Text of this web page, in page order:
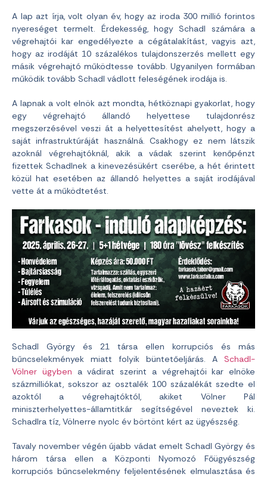
A lap azt írja, volt olyan év, hogy az iroda 300 millió forintos
nyereséget termelt. Érdekesség, hogy Schadl számára a
végrehajtói kar engedélyezte a cégátalakítást, vagyis azt,
hogy az irodáját 10 százalékos tulajdonszerzés mellett egy
másik végrehajtó működtesse tovább. Ugyanilyen formában
működik tovább Schadl vádlott feleségének irodája is.
A lapnak a volt elnök azt mondta, hétköznapi gyakorlat, hogy
egy végrehajtó állandó helyettese tulajdonrész
megszerzésével veszi át a helyettesítést ahelyett, hogy a
saját infrastruktúráját használná. Csakhogy ez nem látszik
azoknál végrehajtóknál, akik a vádak szerint kenőpénzt
fizettek Schadlnek a kinevezésükért cserébe, a hét érintett
közül hat esetében az állandó helyettes a saját irodájával
vette át a működtetést.
Schadl György és 21 társa ellen korrupciós és más
bűncselekmények miatt folyik büntetőeljárás. A Schadl-
Völner ügyben a vádirat szerint a végrehajtói kar elnöke
százmilliókat, sokszor az osztalék 100 százalékát szedte el
azoktól a végrehajtóktól, akiket Völner Pál
miniszterhelyettes-államtitkár segítségével neveztek ki.
Schadlra tíz, Völnerre nyolc év börtönt kért az ügyészség.
Tavaly november végén újabb vádat emelt Schadl György és
három társa ellen a Központi Nyomozó Főügyészség
korrupciós bűncselekmény feljelentésének elmulasztása és